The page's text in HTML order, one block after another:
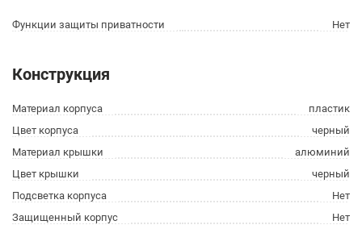
Функции защиты приватности Нет
Конструкция
Материал корпуса
пластик
Цвет корпуса
черный
Материал крышки
алюминий
Цвет крышки
черный
Подсветка корпуса
Нет
Защищенный корпус
Нет